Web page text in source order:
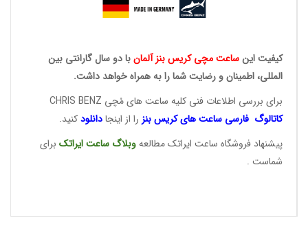
کیفیت اینساعت مچی کریسبنز آلمانبا دو سال گارانتی بین
المللی، اطمینان و رضایت شما را به همراه خواهد داشت.
برای بررسی اطلاعات فنی کلیه ساعت های مُچی CHRIS BENZ
کاتالوگ فارسی ساعت هایکریس بنز را از اینجادانلودکنید.
پیشنهاد فروشگاه ساعت ایراتک مطالعهوبلاگ ساعتایراتک برای
شماست .